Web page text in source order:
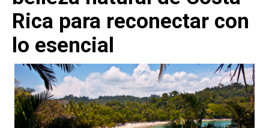
Rica para reconectar con
lo esencial